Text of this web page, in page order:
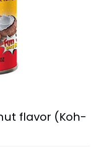
flavor (Koh-